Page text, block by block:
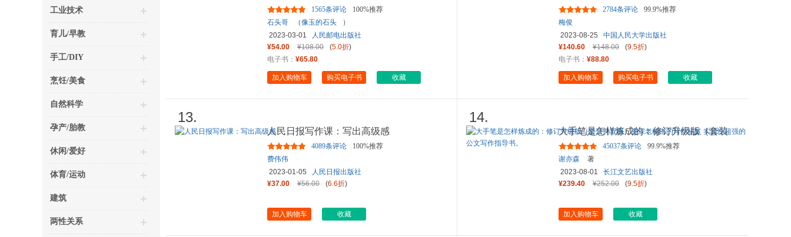
工业技术
育儿/早教
手工/DIY
烹饪/美食
自然科学
孕产/胎教
休闲/爱好
体育/运动
建筑
两性关系
1565条评论
100%推荐
石头哥
（像玉的石头
）
2023-03-01
人民邮电出版社
¥54.00
¥108.00 (5.0折)
电子书： ¥65.80
加入购物车 购买电子书 收藏
种模板与范例解析）(上下...
2784条评论
99.9%推荐
梅俊
2023-08-25
中国人民大学出版社
¥140.60
¥148.00 (9.5折)
电子书： ¥88.80
加入购物车 购买电子书 收藏
13.
人民日报写作课：写出高级感
4089条评论
100%推荐
费伟伟
2023-01-05
人民日报出版社
¥37.00
¥56.00 (6.6折)
加入购物车 收藏
14.
大手笔是怎样炼成的：修订升级版（套装
共五册）资深老秘书的写作...
45037条评论
99.9%推荐
谢亦森
著
2023-08-01
长江文艺出版社
¥239.40
¥252.00 (9.5折)
加入购物车 收藏